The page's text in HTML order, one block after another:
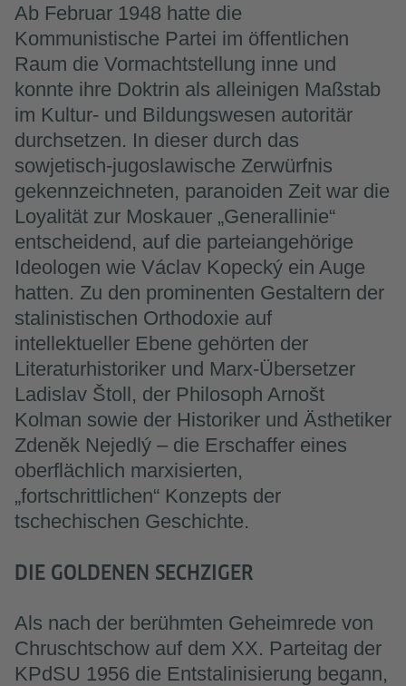
Ab Februar 1948 hatte die
Kommunistische Partei im öffentlichen
Raum die Vormachtstellung inne und
konnte ihre Doktrin als alleinigen Maßstab
im Kultur- und Bildungswesen autoritär
durchsetzen. In dieser durch das
sowjetisch-jugoslawische Zerwürfnis
gekennzeichneten, paranoiden Zeit war die
Loyalität zur Moskauer „Generallinie“
entscheidend, auf die parteiangehörige
Ideologen wie Václav Kopecký ein Auge
hatten. Zu den prominenten Gestaltern der
stalinistischen Orthodoxie auf
intellektueller Ebene gehörten der
Literaturhistoriker und Marx-Übersetzer
Ladislav Štoll, der Philosoph Arnošt
Kolman sowie der Historiker und Ästhetiker
Zdeněk Nejedlý – die Erschaffer eines
oberflächlich marxisierten,
„fortschrittlichen“ Konzepts der
tschechischen Geschichte.
DIE GOLDENEN SECHZIGER
Als nach der berühmten Geheimrede von
Chruschtschow auf dem XX. Parteitag der
KPdSU 1956 die Entstalinisierung begann,